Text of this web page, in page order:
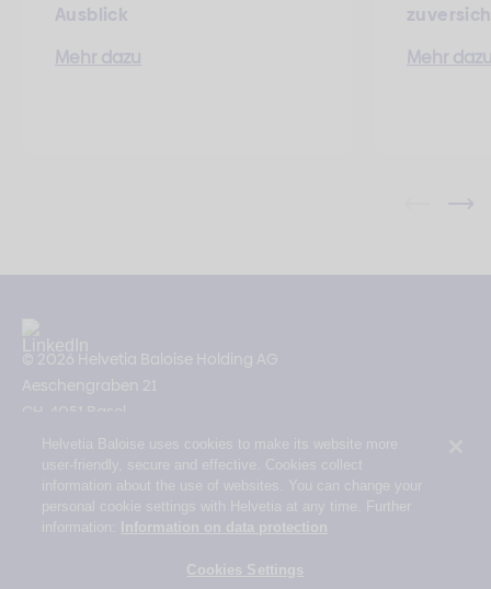
Ausblick
Mehr dazu
Mehr
© 2026 Helvetia Baloise Holding AG
Aeschengraben 21
CH-4051 Basel
Impressum
Rechtliche Hinweise
Datenschutz
Helvetia Baloise uses cookies to make its website more
user-friendly, secure and effective. Cookies collect
information about the use of websites. You can change your
personal cookie settings with Helvetia at any time. Further
information:
Information on data protection
Cookies Settings